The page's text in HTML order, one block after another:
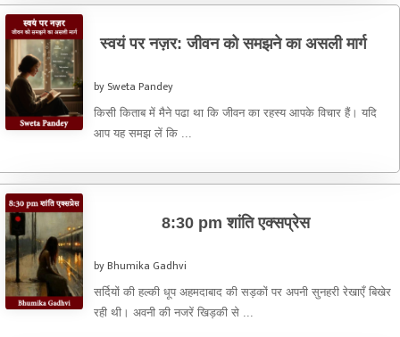
स्वयं पर नज़र: जीवन को समझने का असली मार्ग
by Sweta Pandey
किसी किताब में मैने पढा था कि जीवन का रहस्य आपके विचार हैं। यदि
आप यह समझ लें कि ...
8:30 pm शांति एक्सप्रेस
by Bhumika Gadhvi
सर्दियों की हल्की धूप अहमदाबाद की सड़कों पर अपनी सुनहरी रेखाएँ बिखेर
रही थी। अवनी की नजरें खिड़की से ...